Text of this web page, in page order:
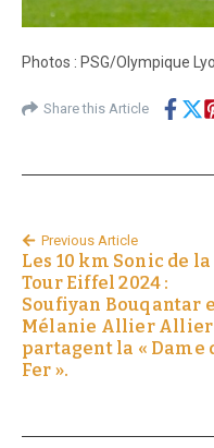
Photos : PSG/Olympique
Share this Article
Previous Article
Les 10 km Sonic de la
Tour Eiffel 2024 :
Soufiyan Bouqantar
Mélanie Allier Allier
partagent la « Dame
Fer ».